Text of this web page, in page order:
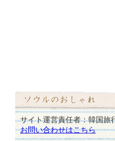
サイト運営責任者：韓国
お問い合わせはこちら